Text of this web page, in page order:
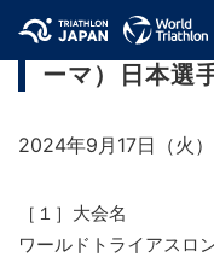
ワールドトラ
ーマ）日本選
2024年9月17日（火）
［１］大会名
ワールドトライアスロ